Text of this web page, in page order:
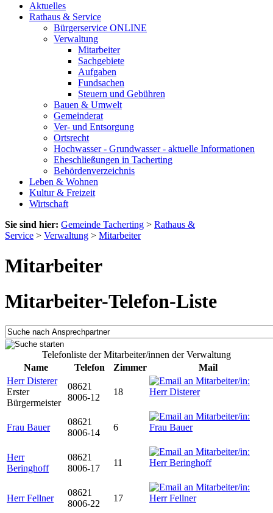
Aktuelles
Rathaus & Service
Bürgerservice ONLINE
Verwaltung
Mitarbeiter
Sachgebiete
Aufgaben
Fundsachen
Steuern und Gebühren
Bauen & Umwelt
Gemeinderat
Ver- und Entsorgung
Ortsrecht
Hochwasser - Grundwasser - aktuelle Informationen
Eheschließungen in Tacherting
Behördenverzeichnis
Leben & Wohnen
Kultur & Freizeit
Wirtschaft
Sie sind hier: Gemeinde Tacherting > Rathaus &
Service > Verwaltung > Mitarbeiter
Mitarbeiter
Mitarbeiter-Telefon-Liste
Telefonliste der Mitarbeiter/innen der Verwaltung
Name
Telefon Zimmer
Mail
Herr Disterer
Erster
Bürgermeister
08621
8006-12
18
Frau Bauer
08621
8006-14
6
Herr
Beringhoff
08621
8006-17
11
Herr Fellner
08621
8006-22
17